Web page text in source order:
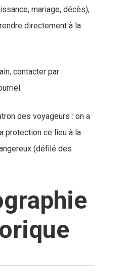
mariage, décès),
directement à la
contacter par
des voyageurs : on a
protection ce lieu à la
(défilé des